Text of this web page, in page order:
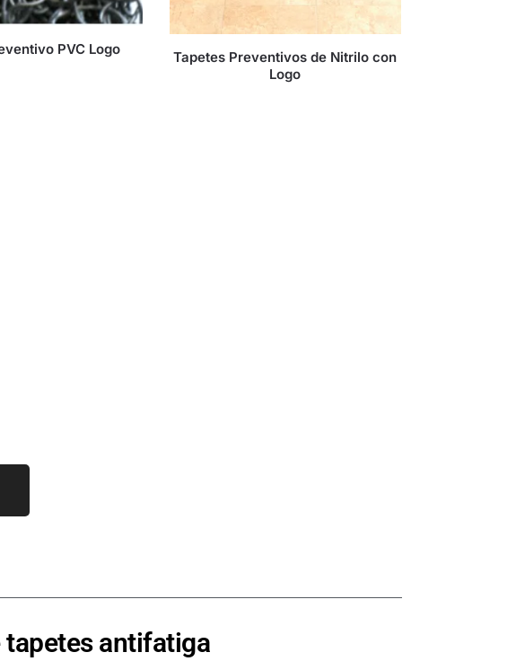
PVC Logo
Tapetes Preventivos de Nitrilo con
Logo
tapetes antifatiga